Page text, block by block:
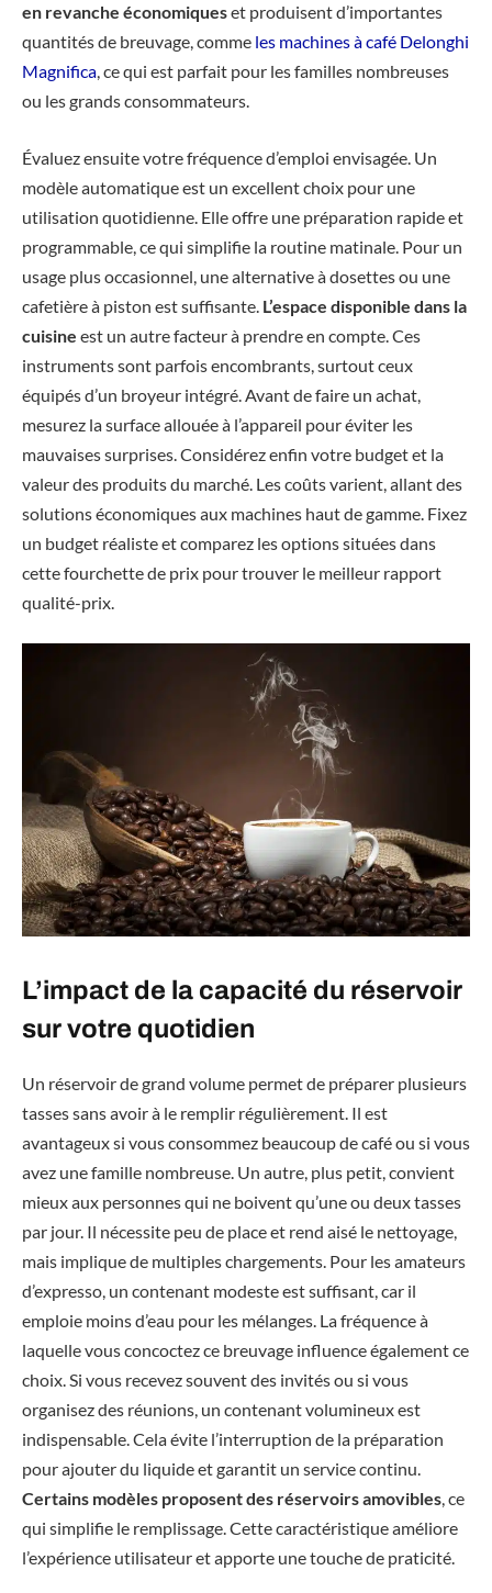
en revanche économiqueset produisent d’importantes
quantités de breuvage, comme les machines à café Delonghi
Magnifica, ce qui est parfait pour les familles nombreuses
ou les grands consommateurs.
Évaluez ensuite votre fréquence d’emploi envisagée. Un
modèle automatique est un excellent choix pour une
utilisation quotidienne. Elle offre une préparation rapide et
programmable, ce qui simplifie la routine matinale. Pour un
usage plus occasionnel, une alternative à dosettes ou une
cafetière à piston est suffisante. L’espace disponible dans la
cuisine est un autre facteur à prendre en compte. Ces
instruments sont parfois encombrants, surtout ceux
équipés d’un broyeur intégré. Avant de faire un achat,
mesurez la surface allouée à l’appareil pour éviter les
mauvaises surprises. Considérez enfin votre budget et la
valeur des produits du marché. Les coûts varient, allant des
solutions économiques aux machines haut de gamme. Fixez
un budget réaliste et comparez les options situées dans
cette fourchette de prix pour trouver le meilleur rapport
qualité-prix.
L’impact de la capacité du réservoir
sur votre quotidien
Un réservoir de grand volume permet de préparer plusieurs
tasses sans avoir à le remplir régulièrement. Il est
avantageux si vous consommez beaucoup de café ou si vous
avez une famille nombreuse. Un autre, plus petit, convient
mieux aux personnes qui ne boivent qu’une ou deux tasses
par jour. Il nécessite peu de place et rend aisé le nettoyage,
mais implique de multiples chargements. Pour les amateurs
d’expresso, un contenant modeste est suffisant, car il
emploie moins d’eau pour les mélanges. La fréquence à
laquelle vous concoctez ce breuvage influence également ce
choix. Si vous recevez souvent des invités ou si vous
organisez des réunions, un contenant volumineux est
indispensable. Cela évite l’interruption de la préparation
pour ajouter du liquide et garantit un service continu.
Certains modèles proposent des réservoirs amovibles, ce
qui simplifie le remplissage. Cette caractéristique améliore
l’expérience utilisateur et apporte une touche de praticité.